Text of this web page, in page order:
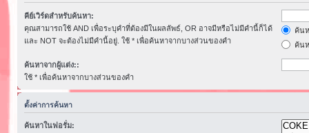
คีย์เวิร์ดสำหรับค้นหา:
คุณสามารถใช้ AND เพื่อระบุคำที่ต้องมีในผลลัพธ์, OR อาจมีหรือไม่มีคำนี้ก็ได้
และ NOT จะต้องไม่มีคำนี้อยู่. ใช้ * เพื่อค้นหาจากบางส่วนของคำ
ค้น
ค้น
ค้นหาจากผู้แต่ง::
ใช้ * เพื่อค้นหาจากบางส่วนของคำ
ตั้งค่าการค้นหา
ค้นหาในฟอรั่ม: